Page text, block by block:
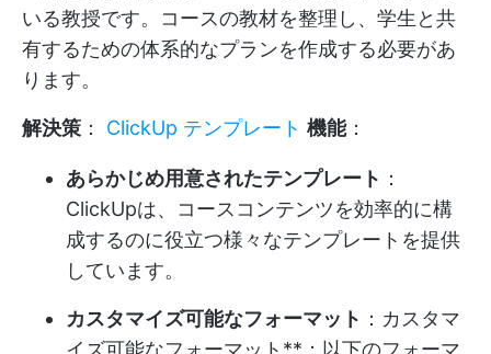
いる教授です。コースの教材を整理し、学生と共
有するための体系的なプランを作成する必要があ
ります。
解決策 ： ClickUp テンプレート 機能：
あらかじめ用意されたテンプレート ：
ClickUpは、コースコンテンツを効率的に構
成するのに役立つ様々なテンプレートを提供
しています。
カスタマイズ可能なフォーマット ：カスタマ
イズ可能なフォーマット**：以下のフォーマ